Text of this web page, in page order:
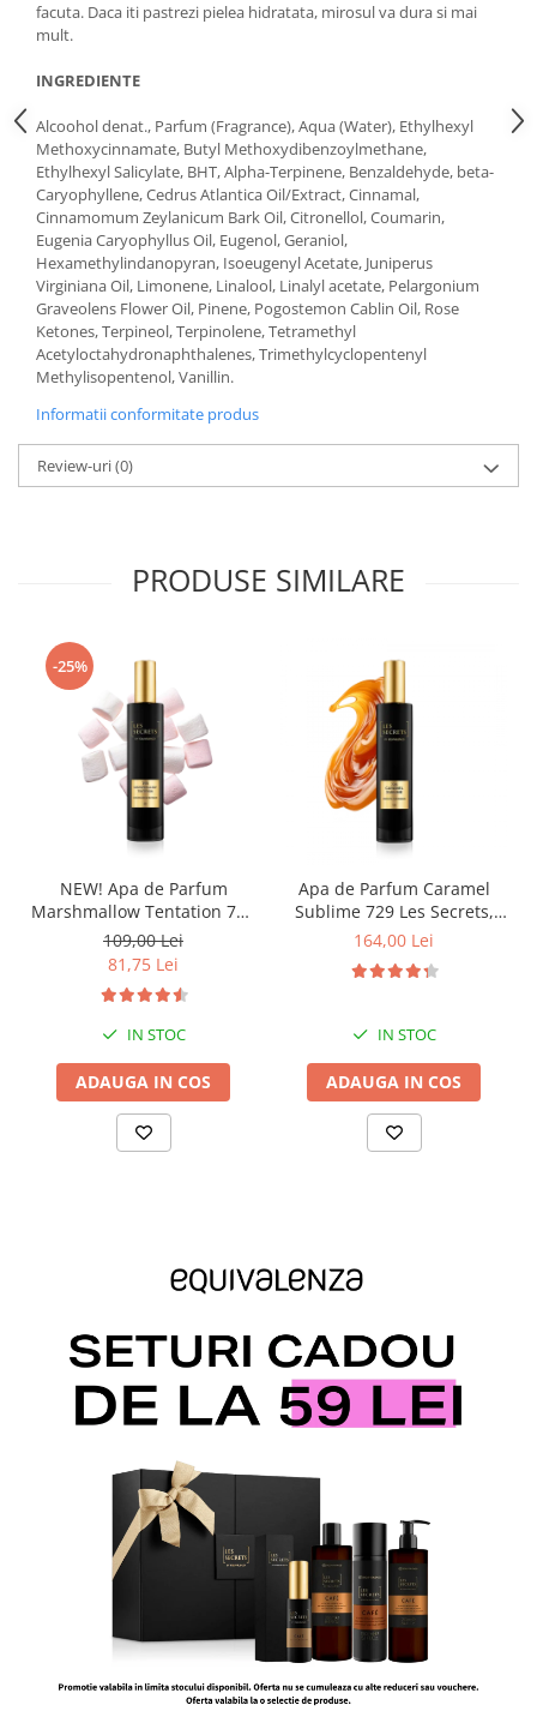
facuta. Daca iti pastrezi pielea hidratata, mirosul va dura si mai
mult.
INGREDIENTE
Alcoohol denat., Parfum (Fragrance), Aqua (Water), Ethylhexyl
Methoxycinnamate, Butyl Methoxydibenzoylmethane,
Ethylhexyl Salicylate, BHT, Alpha-Terpinene, Benzaldehyde, beta-
Caryophyllene, Cedrus Atlantica Oil/Extract, Cinnamal,
Cinnamomum Zeylanicum Bark Oil, Citronellol, Coumarin,
Eugenia Caryophyllus Oil, Eugenol, Geraniol,
Hexamethylindanopyran, Isoeugenyl Acetate, Juniperus
Virginiana Oil, Limonene, Linalool, Linalyl acetate, Pelargonium
Graveolens Flower Oil, Pinene, Pogostemon Cablin Oil, Rose
Ketones, Terpineol, Terpinolene, Tetramethyl
Acetyloctahydronaphthalenes, Trimethylcyclopentenyl
Methylisopentenol, Vanillin.
Informatii conformitate produs
Review-uri(0)
PRODUSE SIMILARE
-25%
NEW! Apa de Parfum
Marshmallow Tentation 758
Les Secrets, Unisex, 50 ml,
Equivalenza
109,00 Lei
81,75 Lei
IN STOC
ADAUGA IN COS
Apa de Parfum Caramel
Sublime 729 Les Secrets,
Unisex, 100 ml, Equivalenza
164,00 Lei
IN STOC
ADAUGA IN COS